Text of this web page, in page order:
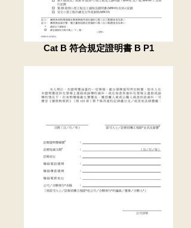
Cat B 符合規定證明書 B P1